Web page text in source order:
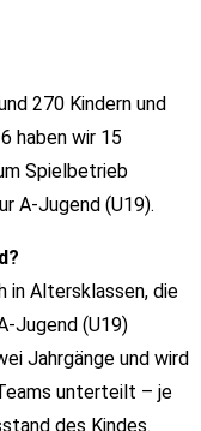
270 Kindern und
haben wir 15
Spielbetrieb
A-Jugend (U19).
in Altersklassen, die
Jugend (U19)
Jahrgänge und wird
unterteilt – je
des Kindes.